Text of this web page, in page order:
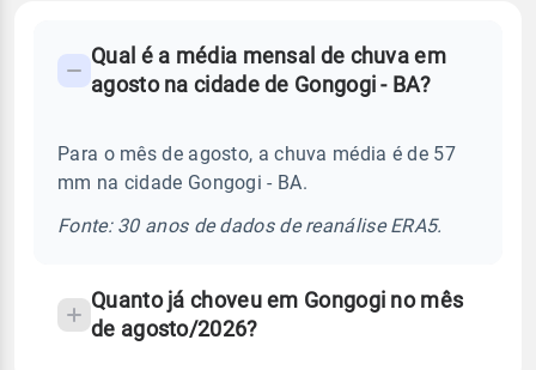
Perguntas
sobre
chuva
Qual é a média mensal de chuva em
agosto na cidade de Gongogi - BA?
Para o mês de agosto, a chuva média é de 57
mm na cidade Gongogi - BA.
Fonte: 30 anos de dados de reanálise ERA5.
Quanto já choveu em Gongogi no mês
de agosto/2026?